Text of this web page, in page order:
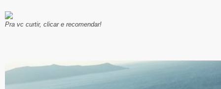
Pra vc curtir, clicar e recomendar!